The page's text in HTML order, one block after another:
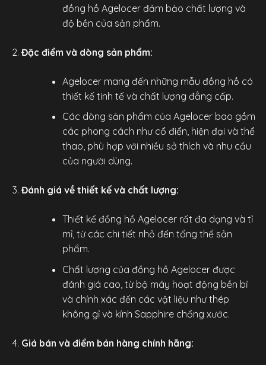
đồng hồ Agelocer đảm bảo chất lượng và
độ bền của sản phẩm.
Đặc điểm và dòng sản phẩm:
Agelocer mang đến những mẫu đồng hồ có
thiết kế tinh tế và chất lượng đẳng cấp.
Các dòng sản phẩm của Agelocer bao gồm
các phong cách như cổ điển, hiện đại và thể
thao, phù hợp với nhiều sở thích và nhu cầu
của người dùng.
Đánh giá về thiết kế và chất lượng:
Thiết kế đồng hồ Agelocerrất đa dạng và tỉ
mỉ, từ các chi tiết nhỏ đến tổng thể sản
phẩm.
Chất lượng của đồng hồ Agelocer được
đánh giá cao, từ bộ máy hoạt động bền bỉ
và chính xác đến các vật liệu như thép
không gỉ và kính Sapphire chống xước.
Giá bán và điểm bán hàng chính hãng: